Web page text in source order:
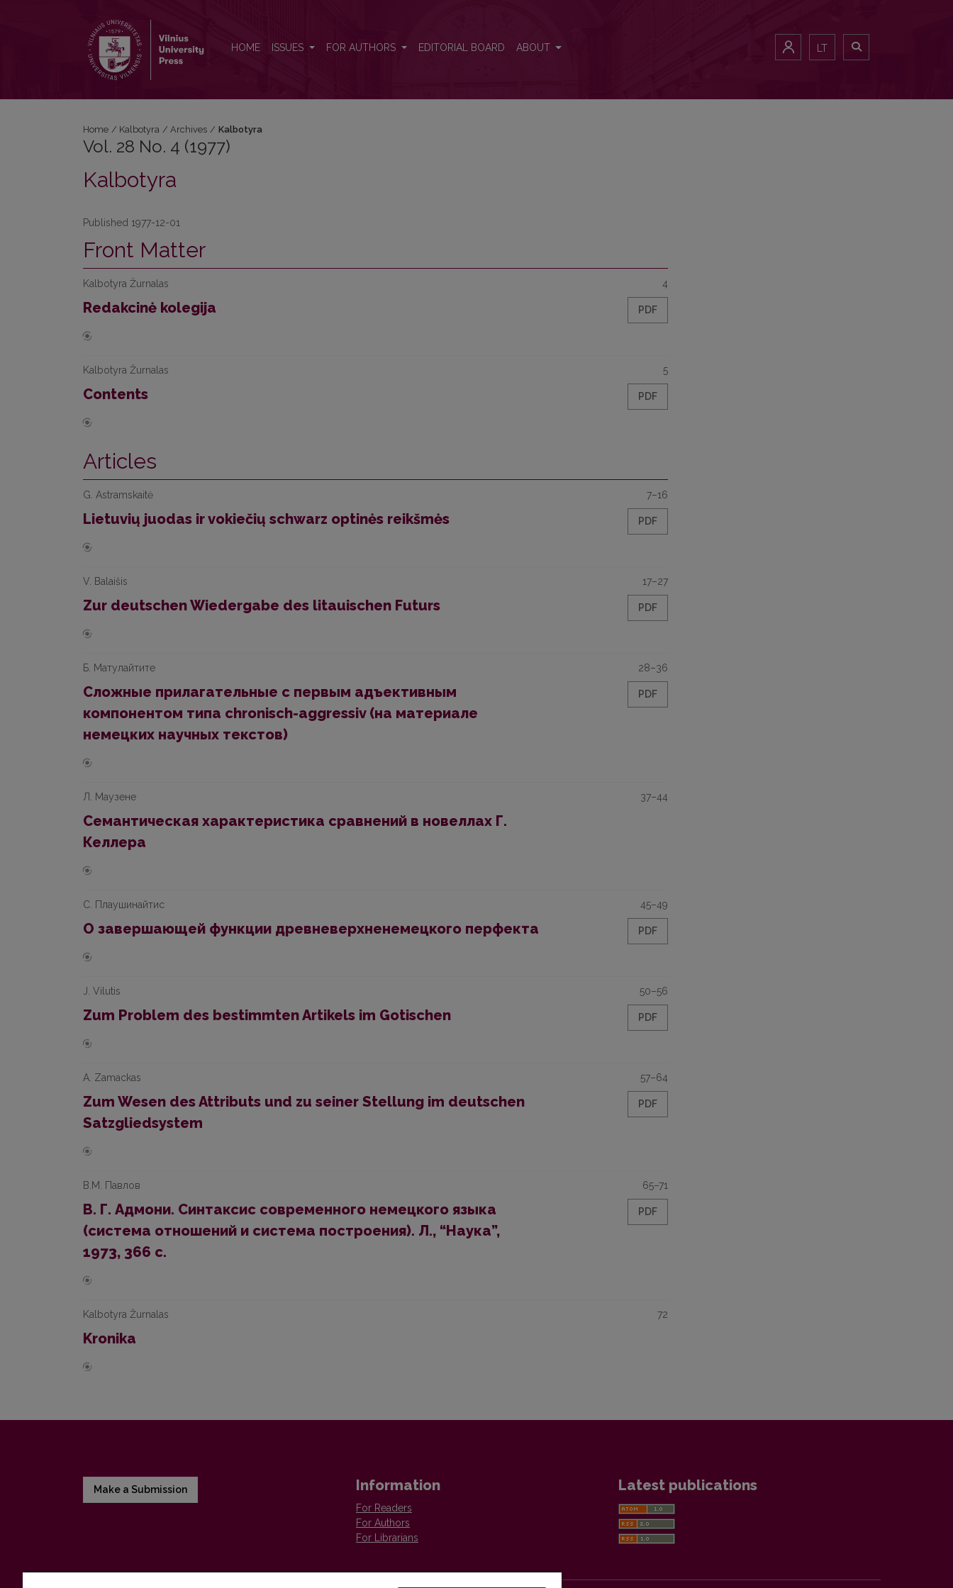
HOME ISSUES FOR AUTHORS EDITORIAL BOARD ABOUT LT
Home / Kalbotyra / Archives / Kalbotyra
Vol. 28 No. 4 (1977)
Kalbotyra
Published 1977-12-01
Front Matter
Kalbotyra Žurnalas
Redakcinė kolegija
4
PDF
Kalbotyra Žurnalas
Contents
5
PDF
Articles
G. Astramskaitė
Lietuvių juodas ir vokiečių schwarz optinės reikšmės
7–16
PDF
V. Balaišis
Zur deutschen Wiedergabe des litauischen Futurs
17–27
PDF
Б. Матулайтите
Сложные прилагательные с первым адъективным
компонентом типа chronisch-aggressiv (на материале
немецких научных текстов)
28–36
PDF
Л. Маузене
Семантическая характеристика сравнений в новеллах Г.
Келлера
37–44
С. Плаушинайтис
О завершающей функции древневерхненемецкого перфекта
45–49
PDF
J. Vilutis
Zum Problem des bestimmten Artikels im Gotischen
50–56
PDF
A. Zamackas
Zum Wesen des Attributs und zu seiner Stellung im deutschen
Satzgliedsystem
57–64
PDF
В.М. Павлов
В. Г. Адмони. Синтаксис современного немецкого языка
(система отношений и система построения). Л., “Наука”,
1973, 366 с.
65–71
PDF
Kalbotyra Žurnalas
Kronika
72
Make a Submission Information
For Readers
For Authors
For Librarians
Latest publications